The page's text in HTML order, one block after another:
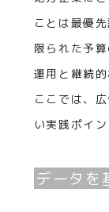
ことは最優先
限られた予
運用と継続
ここでは、
い実践ポイ
データを